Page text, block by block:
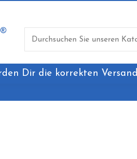
Dir die korrekten